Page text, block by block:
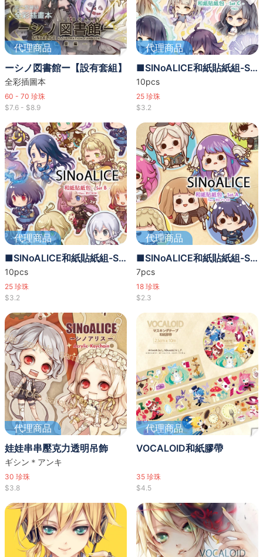
代理商品
ーシノ図書館ー【設有套組】
全彩插圖本
60 - 70 珍珠
$7.6 - $8.9
代理商品
■SINoALICE和紙貼紙組-Set C-
10pcs
25 珍珠
$3.2
代理商品
■SINoALICE和紙貼紙組-Set B-
10pcs
25 珍珠
$3.2
代理商品
■SINoALICE和紙貼紙組-SetA-
7pcs
18 珍珠
$2.3
代理商品
娃娃串串壓克力透明吊飾
ギシン＊アンキ
30 珍珠
$3.8
代理商品
VOCALOID和紙膠帶
35 珍珠
$4.5